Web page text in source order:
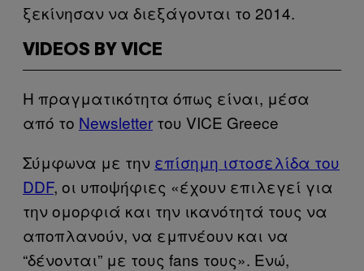
ξεκίνησαν να διεξάγονται το 2014.
VIDEOS BY VICE
Η πραγματικότητα όπως είναι, μέσα
από το Newsletter του VICE Greece
Σύμφωνα με την επίσημη ιστοσελίδα του
DDF, οι υποψήφιες «έχουν επιλεγεί για
την ομορφιά και την ικανότητά τους να
αποπλανούν, να εμπνέουν και να
“δένονται” με τους fans τους». Ενώ,